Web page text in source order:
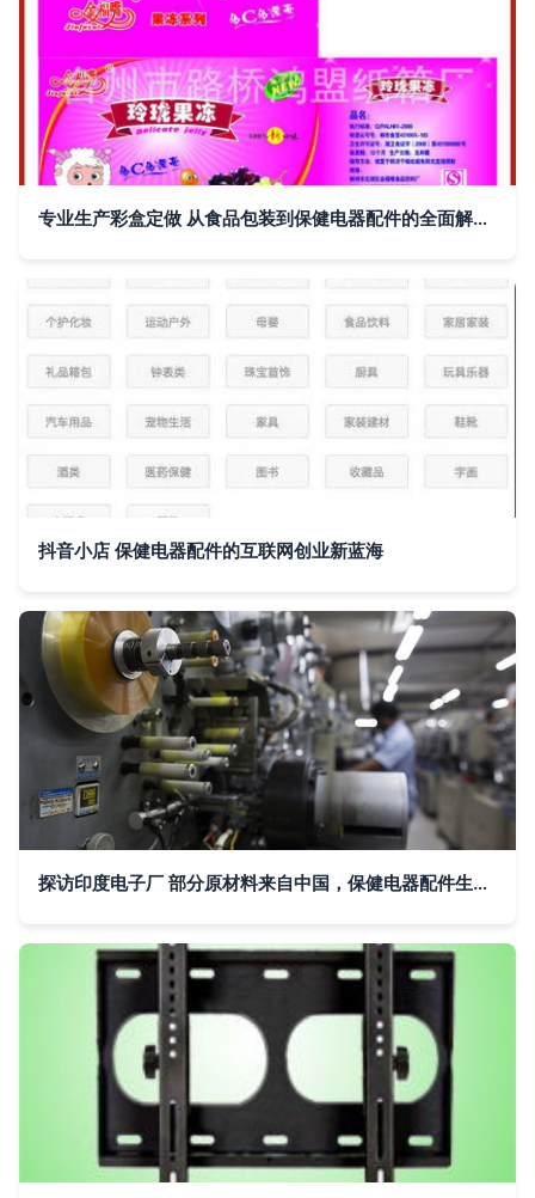
专业生产彩盒定做 从食品包装到保健电器配件的全面解决方案
抖音小店 保健电器配件的互联网创业新蓝海
探访印度电子厂 部分原材料来自中国，保健电器配件生产记录